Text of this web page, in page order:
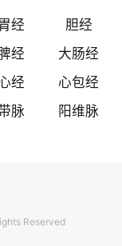
分，第一颈
深部为弓间
棘间静脉
。
胃经
胆经
经
大肠经
经
心包经
脉
阳维脉
Reserved